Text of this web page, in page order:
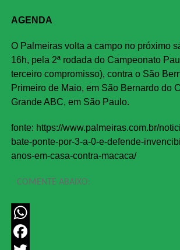
AGENDA
O Palmeiras volta a campo no próximo
16h, pela 2ª rodada do Campeonato
terceiro compromisso), contra o São
Primeiro de Maio, em São Bernardo do
Grande ABC, em São Paulo.
fonte: https://www.palmeiras.com.br/
bate-ponte-por-3-a-0-e-defende-
anos-em-casa-contra-macaca/
COMENTE ABAIXO:
WhatsApp